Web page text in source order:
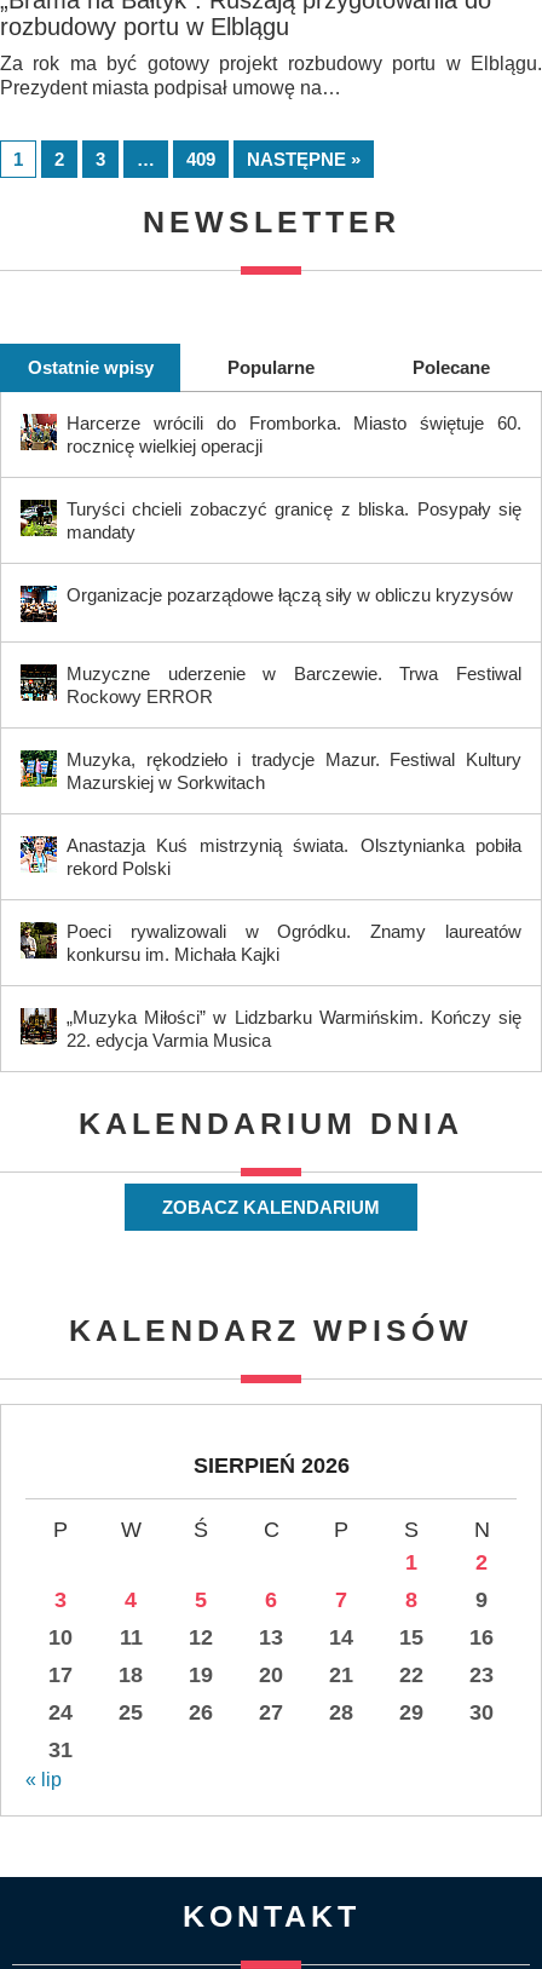
rozbudowy portu w Elblągu
Za rok ma być gotowy projekt rozbudowy portu w Elblągu.
Prezydent miasta podpisał umowę na…
1 2 3 … 409 NASTĘPNE »
NEWSLETTER
Ostatnie wpisy Popularne Polecane
Harcerze wrócili do Fromborka. Miasto świętuje 60.
rocznicę wielkiej operacji
Turyści chcieli zobaczyć granicę z bliska. Posypały się
mandaty
Organizacje pozarządowe łączą siły w obliczu kryzysów
Muzyczne uderzenie w Barczewie. Trwa Festiwal
Rockowy ERROR
Muzyka, rękodzieło i tradycje Mazur. Festiwal Kultury
Mazurskiej w Sorkwitach
Anastazja Kuś mistrzynią świata. Olsztynianka pobiła
rekord Polski
Poeci rywalizowali w Ogródku. Znamy laureatów
konkursu im. Michała Kajki
„Muzyka Miłości” w Lidzbarku Warmińskim. Kończy się
22. edycja Varmia Musica
KALENDARIUM DNIA
ZOBACZ KALENDARIUM
KALENDARZ WPISÓW
SIERPIEŃ 2026
P W Ś C P S
N
1
2
3
4 5 6 7 8
9
10
11 12 13 14 15
16
17
18 19 20 21 22
23
24
25 26 27 28 29
30
31
« lip
KONTAKT